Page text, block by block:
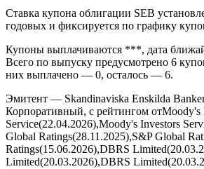
Ставка купона облигации SEB
годовых и фиксируется по графику
Купоны выплачиваются ***, дата
Всего по выпуску предусмотрено 6
них выплачено — 0, осталось — 6.
Эмитент — Skandinaviska Enskilda
Корпоративный, с рейтингом отMoody's
Service(22.04.2026),Moody's Investors
Global Ratings(28.11.2025),S&P Global
Ratings(15.06.2026),DBRS
Limited(20.03.2026),DBRS